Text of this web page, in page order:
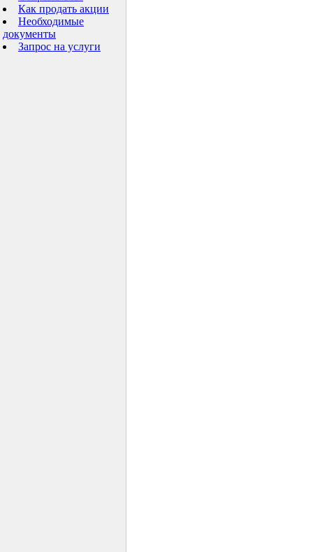
Как продать акции
Необходимые
документы
Запрос на услуги